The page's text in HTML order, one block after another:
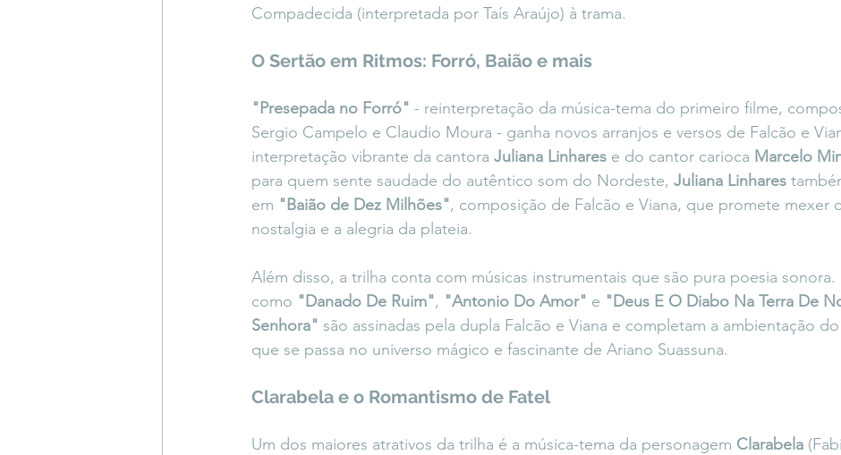
Compadecida (interpretada por Taís Araújo) à trama.
O Sertão em Ritmos: Forró, Baião e mais
"Presepada no Forró" - reinterpretação da música-tema do primeiro filme,
Sergio Campelo e Claudio Moura - ganha novos arranjos e versos de Falcão e
interpretação vibrante da cantora Juliana Linhares e do cantor carioca Marcelo
para quem sente saudade do autêntico som do Nordeste, Juliana Linhares
em "Baião de Dez Milhões", composição de Falcão e Viana, que promete mexer
nostalgia e a alegria da plateia.
Além disso, a trilha conta com músicas instrumentais que são pura poesia sonora.
como "Danado De Ruim", "Antonio Do Amor" e "Deus E O Diabo Na Terra De
Senhora" são assinadas pela dupla Falcão e Viana e completam a ambientação
que se passa no universo mágico e fascinante de Ariano Suassuna.
Clarabela e o Romantismo de Fatel
Um dos maiores atrativos da trilha é a música-tema da personagem Clarabela